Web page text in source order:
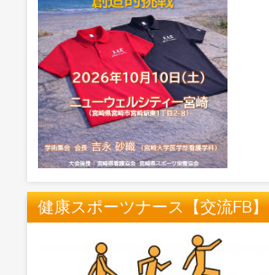
健康スポーツナース【交流FB】